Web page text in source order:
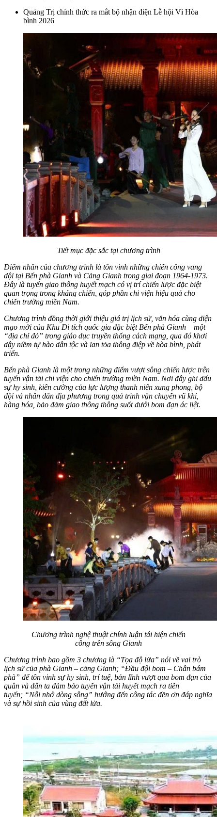
Quảng Trị chính thức ra mắt bộ nhận diện Lễ hội Vì Hòa
bình 2026
Tiết mục đặc sắc tại chương trình
Điểm nhấn của chương trình là tôn vinh những chiến công vang
dội tại Bến phà Gianh và Cảng Gianh trong giai đoạn 1964-1973.
Đây là tuyến giao thông huyết mạch có vị trí chiến lược đặc biệt
quan trọng trong kháng chiến, góp phần chi viện hiệu quả cho
chiến trường miền Nam.
Chương trình đồng thời giới thiệu giá trị lịch sử, văn hóa cùng diện
mạo mới của Khu Di tích quốc gia đặc biệt Bến phà Gianh – một
“địa chỉ đỏ” trong giáo dục truyền thống cách mạng, qua đó khơi
dậy niềm tự hào dân tộc và lan tỏa thông điệp về hòa bình, phát
triển.
Bến phà Gianh là một trong những điểm vượt sông chiến lược trên
tuyến vận tải chi viện cho chiến trường miền Nam. Nơi đây ghi dấu
sự hy sinh, kiên cường của lực lượng thanh niên xung phong, bộ
đội và nhân dân địa phương trong quá trình vận chuyển vũ khí,
hàng hóa, bảo đảm giao thông thông suốt dưới bom đạn ác liệt.
Chương trình nghệ thuật chính luận tái hiện chiến
công trên sông Gianh
Chương trình bao gồm 3 chương là “Tọa độ lửa” nói về vai trò
lịch sử của phà Gianh – cảng Gianh; “Đầu đội bom – Chân bám
phà” để tôn vinh sự hy sinh, trí tuệ, bản lĩnh vượt qua bom đạn của
quân và dân ta đảm bảo tuyến vận tải huyết mạch ra tiền
tuyến; “Nỗi nhớ dòng sông” hướng đến công tác đền ơn đáp nghĩa
và sự hồi sinh của vùng đất lửa.